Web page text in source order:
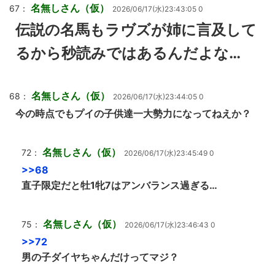
67： 名無しさん（仮） 2026/06/17(水)23:43:05 0
伝説の名馬もラヴズが姉に言及して
るから秒読みではあるんだよな…
68： 名無しさん（仮） 2026/06/17(水)23:44:05 0
今の時点でもプイの子供達一大勢力になってねえか？
72： 名無しさん（仮） 2026/06/17(水)23:45:49 0
>>68
直子限定だと牡1牝7はアンバランス過ぎる…
75： 名無しさん（仮） 2026/06/17(水)23:46:43 0
>>72
男の子ダイヤちゃんだけってマジ？